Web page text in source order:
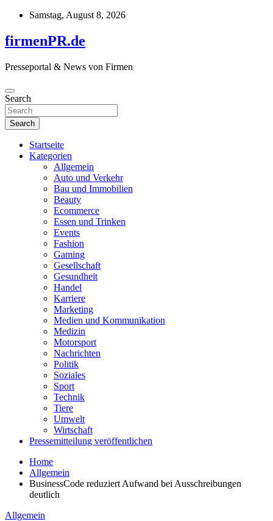
Skip
content
Samstag, August 8, 2026
firmenPR.de
Presseportal & News von Firmen
Search
Search
Startseite
Kategorien
Allgemein
Auto und Verkehr
Bau und Immobilien
Beauty
Ecommerce
Essen und Trinken
Events
Fashion
Gaming
Gesellschaft
Gesundheit
Handel
Karriere
Marketing
Medien und Kommunikation
Medizin
Motorsport
Nachrichten
Politik
Soziales
Sport
Technik
Tiere
Umwelt
Wirtschaft
Pressemitteilung veröffentlichen
Home
Allgemein
BusinessCode reduziert Aufwand bei Ausschreibungen
deutlich
Allgemein